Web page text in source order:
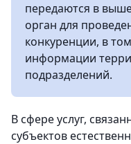
передаются в
орган для
конкуренции, в
информации
подразделений.
В сфере услуг,
субъектов